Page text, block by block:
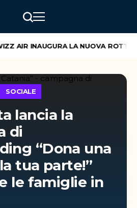
AIR INAUGURA LA NUOVA ROTTA
SOCIALE
lancia la
di
“Dona una
tua parte!”
le famiglie in